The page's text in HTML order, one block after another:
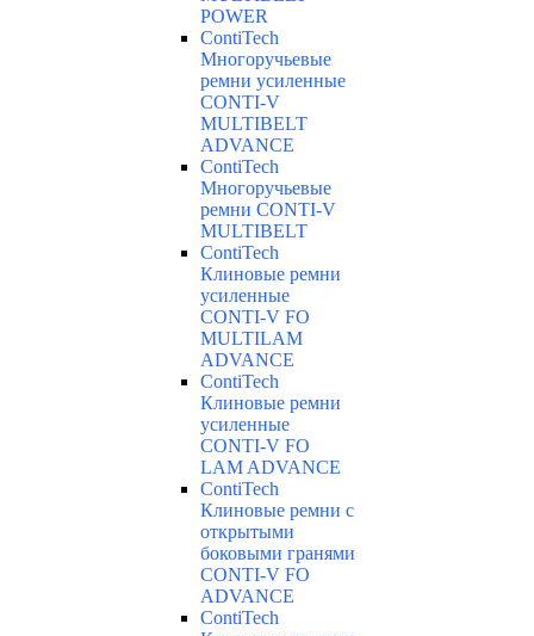
POWER
ContiTech
Многоручьевые
ремни усиленные
CONTI-V
MULTIBELT
ADVANCE
ContiTech
Многоручьевые
ремни CONTI-V
MULTIBELT
ContiTech
Клиновые ремни
усиленные
CONTI-V FO
MULTILAM
ADVANCE
ContiTech
Клиновые ремни
усиленные
CONTI-V FO
LAM ADVANCE
ContiTech
Клиновые ремни с
открытыми
боковыми гранями
CONTI-V FO
ADVANCE
ContiTech